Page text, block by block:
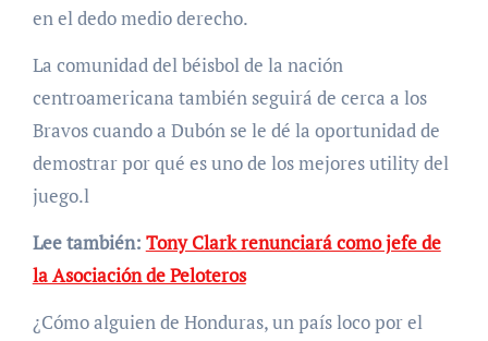
en el dedo medio derecho.
La comunidad del béisbol de la nación
centroamericana también seguirá de cerca a los
Bravos cuando a Dubón se le dé la oportunidad de
demostrar por qué es uno de los mejores utility del
juego.l
Lee también: Tony Clark renunciará como jefe de
la Asociación de Peloteros
¿Cómo alguien de Honduras, un país loco por el